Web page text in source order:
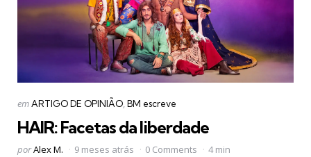
Categorias
Postado
emARTIGO DE OPINIÃO BM escreve
HAIR: Facetas da liberdade
Postado
porAlex M. 9 meses atrás 0 Comments 4 min